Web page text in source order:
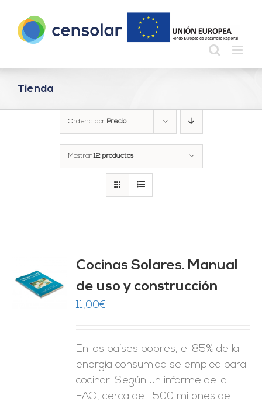
contenido
Tienda
Ordena por Precio
Mostrar12 productos
Cocinas Solares. Manual
de uso y construcción
11,00€
En los países pobres, el 85% de la
energía consumida se emplea para
cocinar. Según un informe de la
FAO, cerca de 1.500 millones de